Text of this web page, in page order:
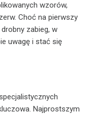
wzorów,
Choć na pierwszy
zabieg, w
uwagę i stać się
Najprostszym